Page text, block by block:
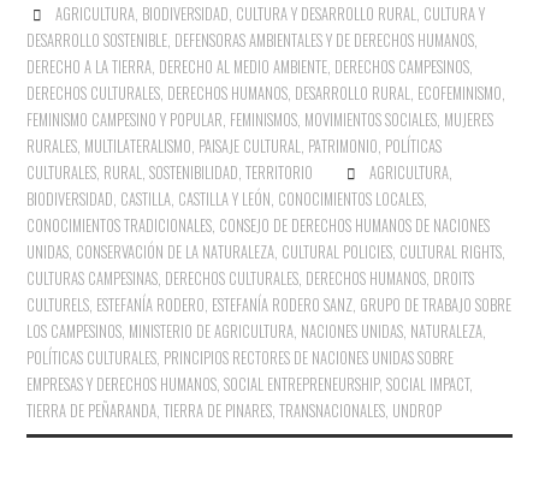
AGRICULTURA, BIODIVERSIDAD CULTURA Y DESARROLLO RURAL CULTURA Y
DESARROLLO SOSTENIBLE DEFENSORAS AMBIENTALES Y DE DERECHOS HUMANOS
DERECHO A LA TIERRA DERECHO AL MEDIO AMBIENTE DERECHOS CAMPESINOS
DERECHOS CULTURALES DERECHOS HUMANOS DESARROLLO RURAL ECOFEMINISMO
FEMINISMO CAMPESINO Y POPULAR FEMINISMOS MOVIMIENTOS SOCIALES MUJERES
RURALES MULTILATERALISMO PAISAJE CULTURAL PATRIMONIO POLÍTICAS
CULTURALES RURAL ,SOSTENIBILIDAD ,TERRITORIO AGRICULTURA,
BIODIVERSIDAD CASTILLA CASTILLA Y LEÓN CONOCIMIENTOS LOCALES
CONOCIMIENTOS TRADICIONALES CONSEJO DE DERECHOS HUMANOS DE NACIONES
UNIDAS CONSERVACIÓN DE LA NATURALEZA CULTURAL POLICIES CULTURAL RIGHTS
CULTURAS CAMPESINAS DERECHOS CULTURALES DERECHOS HUMANOS DROITS
CULTURELS ESTEFANÍA RODERO ESTEFANÍA RODERO SANZ GRUPO DE TRABAJO SOBRE
LOS CAMPESINOS MINISTERIO DE AGRICULTURA NACIONES UNIDAS NATURALEZA
POLÍTICAS CULTURALES PRINCIPIOS RECTORES DE NACIONES UNIDAS SOBRE
EMPRESAS Y DERECHOS HUMANOS ,SOCIAL ENTREPRENEURSHIP,SOCIAL IMPACT,
TIERRA DE PEÑARANDA ,TIERRA DE PINARES ,TRANSNACIONALES UNDROP